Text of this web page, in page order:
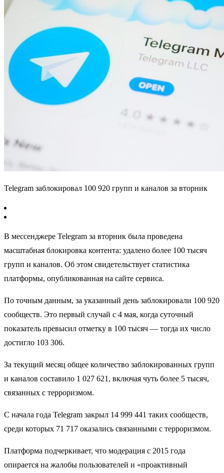
Telegram заблокировал 100 920 групп и каналов за вторник
В мессенджере Telegram за вторник была проведена
масштабная блокировка контента: удалено более 100 тысяч
групп и каналов. Об этом свидетельствует статистика
платформы, опубликованная на сайте сервиса.
По точным данным, за указанный день заблокировали 100 920
сообществ. Это первый случай с 4 мая, когда суточный
показатель превысил отметку в 100 тысяч — тогда их число
достигло 103 306.
За текущий месяц общее количество заблокированных групп
и каналов составило 1 027 621, включая чуть более 5 тысяч,
связанных с терроризмом.
С начала года Telegram закрыл 14 999 441 таких сообществ,
среди которых 71 717 оказались связанными с терроризмом.
Платформа подчеркивает, что модерация с 2015 года
опирается на жалобы пользователей и «проактивный